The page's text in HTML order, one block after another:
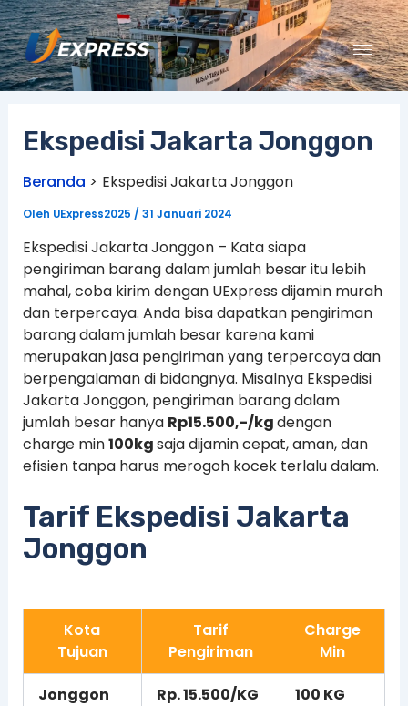
Lewati
ke
konten
Ekspedisi Jakarta Jonggon
Beranda Ekspedisi Jakarta Jonggon
Oleh UExpress2025 / 31 Januari 2024
Ekspedisi Jakarta Jonggon – Kata siapa
pengiriman barang dalam jumlah besar itu lebih
mahal, coba kirim dengan UExpress dijamin murah
dan terpercaya. Anda bisa dapatkan pengiriman
barang dalam jumlah besar karena kami
merupakan jasa pengiriman yang terpercaya dan
berpengalaman di bidangnya. Misalnya Ekspedisi
Jakarta Jonggon, pengiriman barang dalam
jumlah besar hanya Rp15.500,-/kgdengan
charge min100kgsaja dijamin cepat, aman, dan
efisien tanpa harus merogoh kocek terlalu dalam.
Tarif Ekspedisi Jakarta
Jonggon
Kota
Tujuan
Tarif
Pengiriman
Charge
Min
Jonggon Rp. 15.500/KG 100 KG